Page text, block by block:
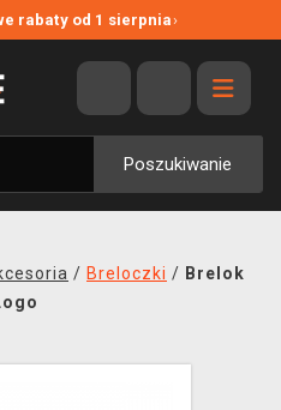
rabaty od 1 sierpnia›
Poszukiwanie
/ Breloczki / Brelok